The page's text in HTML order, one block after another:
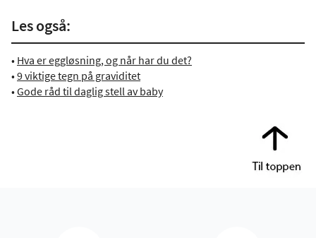
Les også:
• Hva er eggløsning, og når har du det?
•9 viktige tegn på graviditet
•Gode råd til daglig stell av baby